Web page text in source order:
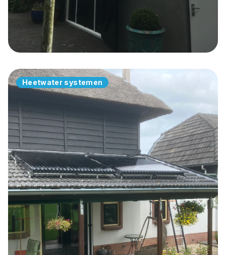
Heet water systeem bij woning
in Maurik
Heetwater systemen